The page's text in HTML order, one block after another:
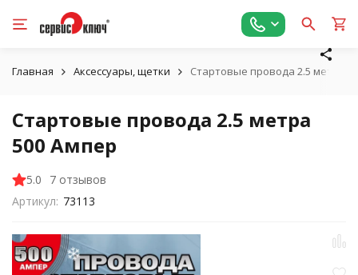
Главная Аксессуары, щетки Стартовые провода 2.5 метра
Стартовые провода 2.5 метра
500 Ампер
5.0
7 отзывов
Артикул: 73113